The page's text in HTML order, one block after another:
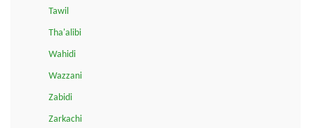
Tawil
Tha'alibi
Wahidi
Wazzani
Zabidi
Zarkachi